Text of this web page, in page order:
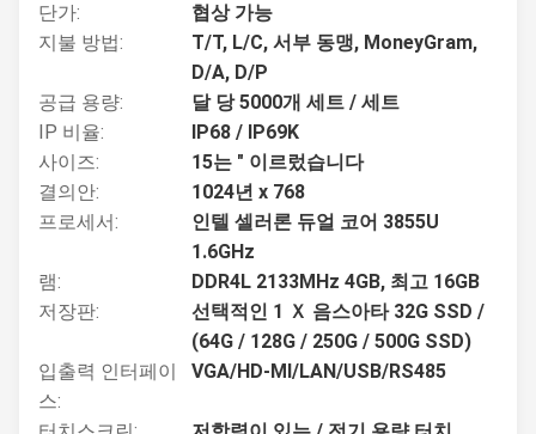
단가:
협상 가능
지불 방법:
T/T, L/C, 서부 동맹, MoneyGram,
D/A, D/P
공급 용량:
달 당 5000개 세트 / 세트
IP 비율:
IP68 / IP69K
사이즈:
15는 " 이르렀습니다
결의안:
1024년 x 768
프로세서:
인텔 셀러론 듀얼 코어 3855U
1.6GHz
램:
DDR4L 2133MHz 4GB, 최고 16GB
저장판:
선택적인 1 Ｘ 음스아타 32G SSD /
(64G / 128G / 250G / 500G SSD)
입출력 인터페이
스:
VGA/HD-MI/LAN/USB/RS485